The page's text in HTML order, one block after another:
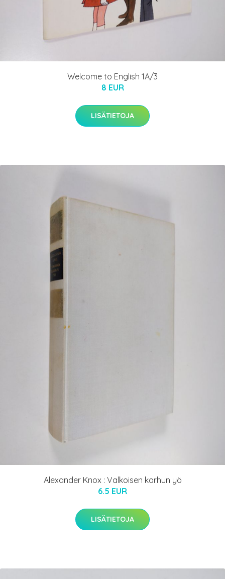
Welcome to English 1A/3
8 EUR
LISÄTIETOJA
Alexander Knox : Valkoisen karhun yö
6.5 EUR
LISÄTIETOJA